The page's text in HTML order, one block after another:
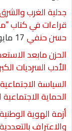
جدلية الغرب
قراءات في كتاب
حسن حنفي17 مايو 2026
الحزن مابعد
الأدب السرديات
السياسة
الحماية
أزمة الهوية
والاعتراف بالتعددية